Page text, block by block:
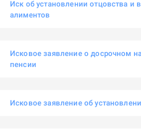
Иск об установлении отцовства и
алиментов
Исковое заявление о досрочном
пенсии
Исковое заявление об